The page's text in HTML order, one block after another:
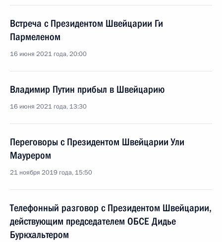
Встреча с Президентом Швейцарии Ги
Пармеленом
16 июня 2021 года, 20:00
Владимир Путин прибыл в Швейцарию
16 июня 2021 года, 13:30
Переговоры с Президентом Швейцарии Ули
Маурером
21 ноября 2019 года, 15:50
Телефонный разговор с Президентом Швейцарии,
действующим председателем ОБСЕ Дидье
Буркхальтером